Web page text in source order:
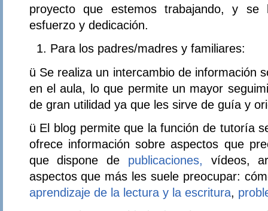
proyecto que estemos trabajando, y se
esfuerzo y dedicación.
Para los padres/madres y familiares:
ü Se realiza un intercambio de información
en el aula, lo que permite un mayor
de gran utilidad ya que les sirve de guía y
ü El blog permite que la función de tutoría
ofrece información sobre aspectos que
que dispone de publicaciones, vídeos,
aspectos que más les suele preocupar:
aprendizaje de la lectura y la escritura,